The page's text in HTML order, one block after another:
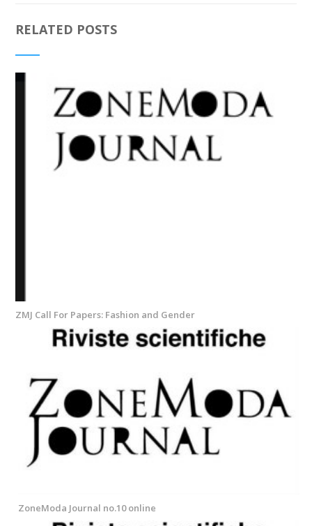
RELATED POSTS
ZMJ Call For Papers: Fashion and Gender
ZoneModa Journal no.10 online